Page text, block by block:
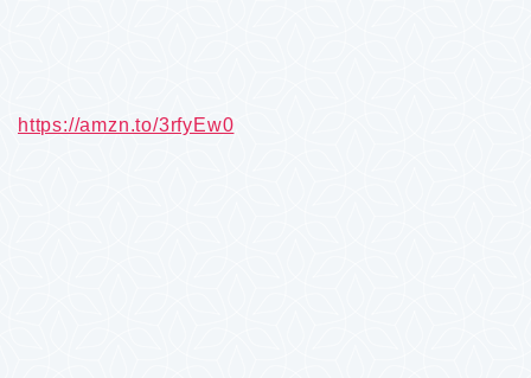
https://amzn.to/3rfyEw0